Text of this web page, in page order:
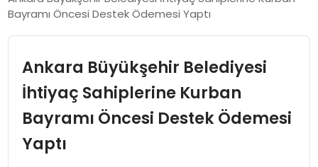
GÜNDEM
İDEAL YAŞAM
İDEAL SPOR
YAŞAM
Bayramı Öncesi Destek Ödemesi Yaptı
Ankara Büyükşehir Belediyesi
İhtiyaç Sahiplerine Kurban
Bayramı Öncesi Destek Ödemesi
Yaptı